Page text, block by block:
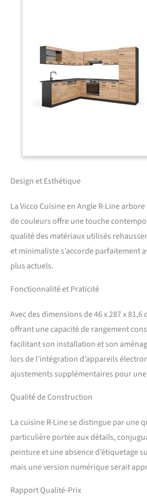
Design et Esthétique
La Vicco Cuisine en Angle R-Line
de couleurs offre une touche
qualité des matériaux utilisés
et minimaliste s’accorde parfaitement
plus actuels.
Fonctionnalité et Praticité
Avec des dimensions de 46 x 287 x
offrant une capacité de rangement
facilitant son installation et son
lors de l’intégration d’appareils
ajustements supplémentaires pour
Qualité de Construction
La cuisine R-Line se distingue par une
particulière portée aux détails,
peinture et une absence d’étiquetage
mais une version numérique serait
Rapport Qualité-Prix